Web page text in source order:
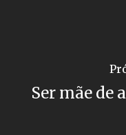
Ser mãe de